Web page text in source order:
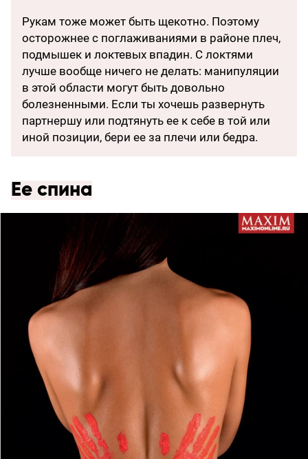
Рукам тоже может быть щекотно. Поэтому
осторожнее с поглаживаниями в районе плеч,
подмышек и локтевых впадин. С локтями
лучше вообще ничего не делать: манипуляции
в этой области могут быть довольно
болезненными. Если ты хочешь развернуть
партнершу или подтянуть ее к себе в той или
иной позиции, бери ее за плечи или бедра.
Ее спина